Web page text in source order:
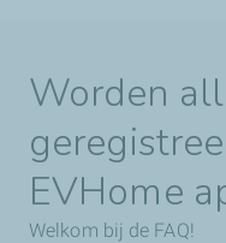
Worden
EVHome
Welkom bij de FAQ!